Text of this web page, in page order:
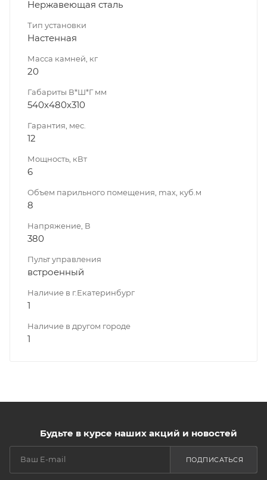
Нержавеющая сталь
Тип установки
Настенная
Масса камней, кг
20
Габариты В*Ш*Г мм
540x480x310
Гарантия, мес.
12
Мощность, кВт
6
Объем парильного помещения, max, куб.м
8
Напряжение, В
380
Пульт управления
встроенный
Наличие в г.Екатеринбург
1
Наличие в другом городе
1
Будьте в курсе наших акций и новостей
ПОДПИСАТЬСЯ